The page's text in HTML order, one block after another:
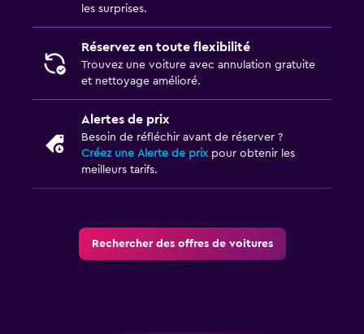
les surprises.
Réservez en toute flexibilité
Trouvez une voiture avec annulation gratuite
et nettoyage amélioré.
Alertes de prix
Besoin de réfléchir avant de réserver ?
Créez une Alerte de prixpour obtenir les
meilleurs tarifs.
Rechercher des offres de voitures